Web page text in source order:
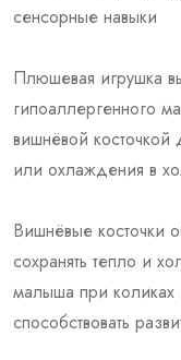
сенсорные навыки
Плюшевая игрушка
гипоаллергенного
вишнёвой косточкой
или охлаждения в
Вишнёвые косточки
сохранять тепло и
малыша при коликах
способствовать